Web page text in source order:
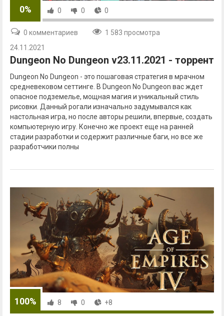
0% 0 0 0
0 комментариев
1 583 просмотра
24.11.2021
Dungeon No Dungeon v23.11.2021 - торрент
Dungeon No Dungeon - это пошаговая стратегия в мрачном
средневековом сеттинге. В Dungeon No Dungeon вас ждет
опасное подземелье, мощная магия и уникальный стиль
рисовки. Данный рогали изначально задумывался как
настольная игра, но после авторы решили, впервые, создать
компьютерную игру. Конечно же проект еще на ранней
стадии разработки и содержит различные баги, но все же
разработчики полны
100% 8 0 +8